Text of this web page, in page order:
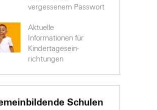
vergessenem Passwort
Aktuelle
Informationen für
Kinder­tages­ein­
richtungen
Schulen